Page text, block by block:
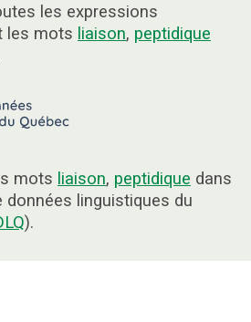
les expressions
les mots liaison, peptidique
mots liaison, peptidique dans
données linguistiques du
).